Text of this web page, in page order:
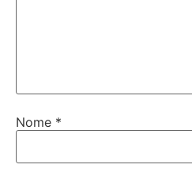
Nome *